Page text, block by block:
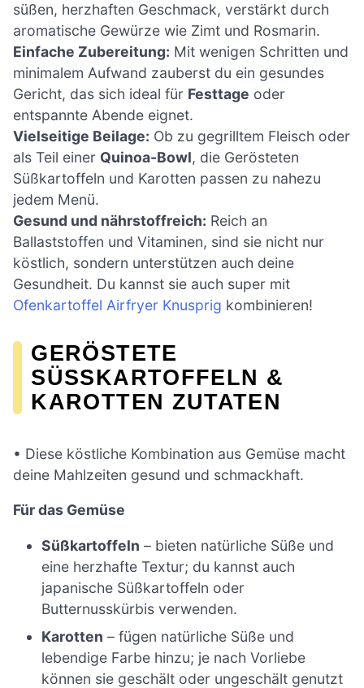
süßen, herzhaften Geschmack, verstärkt durch
aromatische Gewürze wie Zimt und Rosmarin.
Einfache Zubereitung: Mit wenigen Schritten und
minimalem Aufwand zauberst du ein gesundes
Gericht, das sich ideal für Festtage oder
entspannte Abende eignet.
Vielseitige Beilage: Ob zu gegrilltem Fleisch oder
als Teil einer Quinoa-Bowl, die Gerösteten
Süßkartoffeln und Karotten passen zu nahezu
jedem Menü.
Gesund und nährstoffreich: Reich an
Ballaststoffen und Vitaminen, sind sie nicht nur
köstlich, sondern unterstützen auch deine
Gesundheit. Du kannst sie auch super mit
Ofenkartoffel Airfryer Knusprig kombinieren!
GERÖSTETE
SÜSSKARTOFFELN & K
AROTTEN ZUTATEN
• Diese köstliche Kombination aus Gemüse macht
deine Mahlzeiten gesund und schmackhaft.
Für das Gemüse
Süßkartoffeln – bieten natürliche Süße und
eine herzhafte Textur; du kannst auch
japanische Süßkartoffeln oder
Butternusskürbis verwenden.
Karotten – fügen natürliche Süße und
lebendige Farbe hinzu; je nach Vorliebe
können sie geschält oder ungeschält genutzt